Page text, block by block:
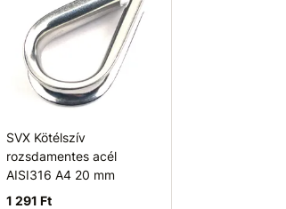
SVX Kötélszív
rozsdamentes acél
AISI316 A4 20 mm
1 291 Ft